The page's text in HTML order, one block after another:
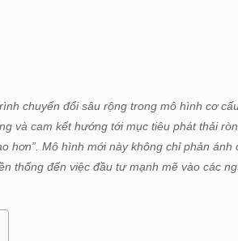
chuyển đổi sâu rộng trong mô hình cơ
và cam kết hướng tới mục tiêu phát thải
hơn”. Mô hình mới này không chỉ phản ánh
thống đến việc đầu tư mạnh mẽ vào các